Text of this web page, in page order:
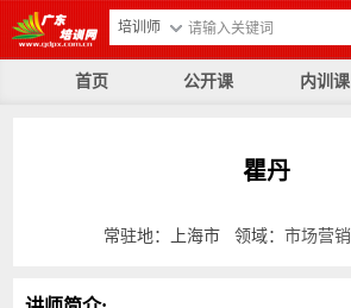
培训师
首页 公开课 内训课
瞿丹
常驻地：上海市 领域： 市场营销